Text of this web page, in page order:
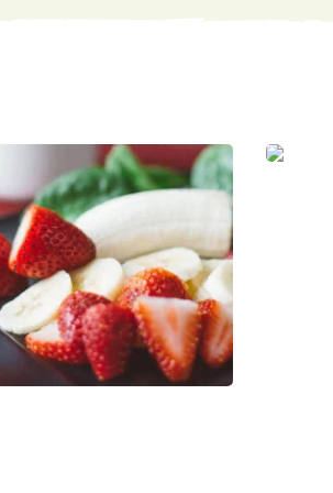
Organic Fruits
Healthy